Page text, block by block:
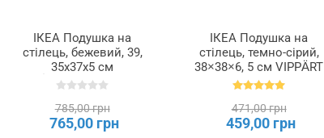
ІКЕА Подушка на
стілець, бежевий, 39,
35x37x5 см
ÅKERVINDEFLY,
785,00 грн
765,00 грн
ІКЕА Подушка на
стілець, темно-сірий,
38×38×6, 5 см VIPPÄRT
ВІППЕРТ, 205.990.45
471,00 грн
459,00 грн